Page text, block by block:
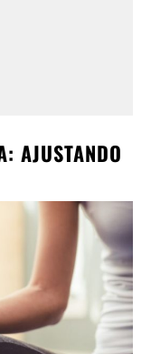
AJUSTANDO